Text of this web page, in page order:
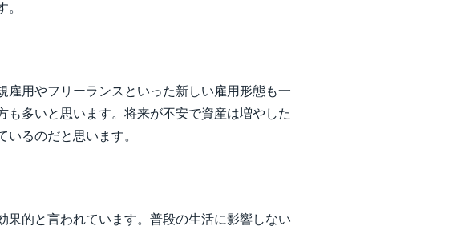
。
用やフリーランスといった新しい雇用形態も一
多いと思います。将来が不安で資産は増やした
るのだと思います。
的と言われています。普段の生活に影響しない